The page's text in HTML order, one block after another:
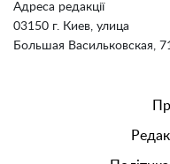
Адреса редакції
03150 г. Киев, улица
Большая Васильковская,